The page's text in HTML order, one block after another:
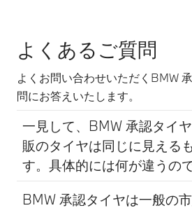
よくあるご質問
よくお問い合わせいただくBMW
問にお答えいたします。
一見して、BMW 承認タイ
販のタイヤは同じに見える
す。具体的には何が違うの
BMW 承認タイヤは一般の